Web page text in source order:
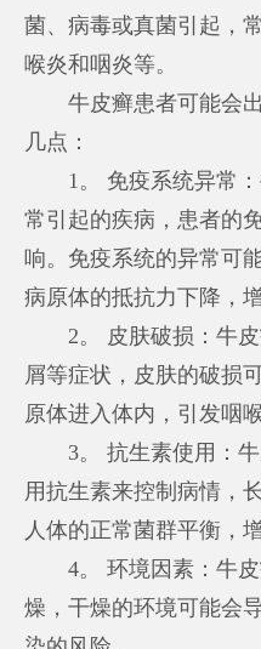
菌、病毒或真菌引起，
喉炎和咽炎等。
牛皮癣患者可能会出
几点：
1。 免疫系统异常：
常引起的疾病，患者的
响。免疫系统的异常可
病原体的抵抗力下降，
2。 皮肤破损：牛皮
屑等症状，皮肤的破损
原体进入体内，引发咽
3。 抗生素使用：牛
用抗生素来控制病情，
人体的正常菌群平衡，
4。 环境因素：牛皮
燥，干燥的环境可能会